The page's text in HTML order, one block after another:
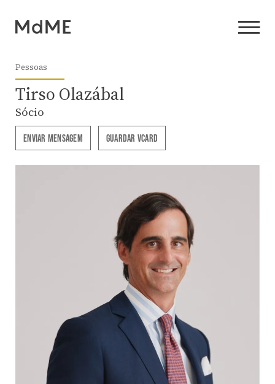
Pessoas
Tirso Olazábal
Sócio
ENVIAR MENSAGEM GUARDAR VCARD